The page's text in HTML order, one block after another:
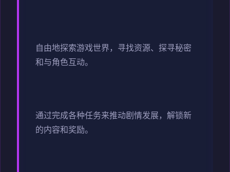
自由地探索游戏世界，寻找资源、探寻秘密
和与角色互动。
通过完成各种任务来推动剧情发展，解锁新
的内容和奖励。